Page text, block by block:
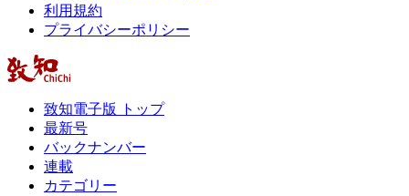
利用規約
プライバシーポリシー
致知電子版 トップ
最新号
バックナンバー
連載
カテゴリー